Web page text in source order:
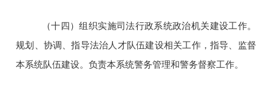
（十四）组织实施司法行政系统政治机关建设工作。
规划、协调、指导法治人才队伍建设相关工作，指导、监督
本系统队伍建设。负责本系统警务管理和警务督察工作。